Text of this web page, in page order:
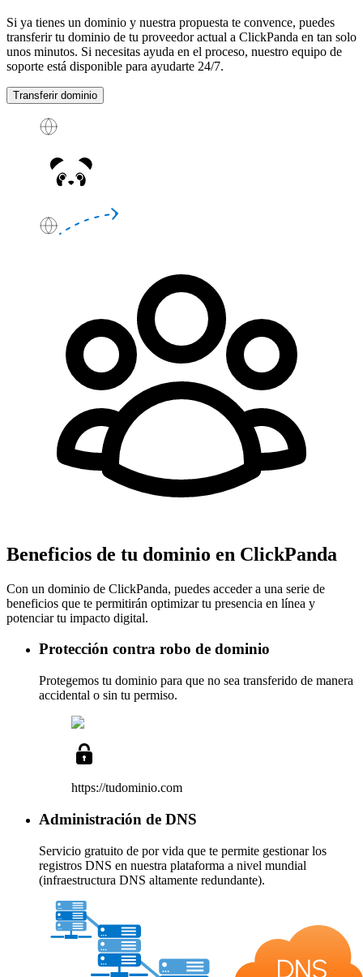
Si ya tienes un dominio y nuestra propuesta te convence, puedes
transferir tu dominio de tu proveedor actual a ClickPanda en tan solo
unos minutos. Si necesitas ayuda en el proceso, nuestro equipo de
soporte está disponible para ayudarte 24/7.
Transferir dominio
Beneficios de tu dominio en ClickPanda
Con un dominio de ClickPanda, puedes acceder a una serie de
beneficios que te permitirán optimizar tu presencia en línea y
potenciar tu impacto digital.
Protección contra robo de dominio
Protegemos tu dominio para que no sea transferido de manera
accidental o sin tu permiso.
https://tudominio.com
Administración de DNS
Servicio gratuito de por vida que te permite gestionar los
registros DNS en nuestra plataforma a nivel mundial
(infraestructura DNS altamente redundante).